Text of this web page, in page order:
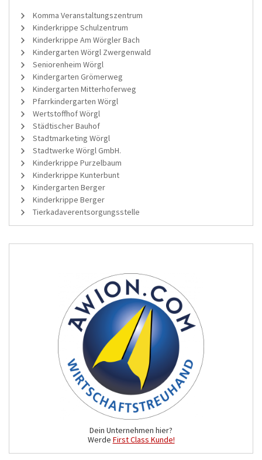
Komma Veranstaltungszentrum
Kinderkrippe Schulzentrum
Kinderkrippe Am Wörgler Bach
Kindergarten Wörgl Zwergenwald
Seniorenheim Wörgl
Kindergarten Grömerweg
Kindergarten Mitterhoferweg
Pfarrkindergarten Wörgl
Wertstoffhof Wörgl
Städtischer Bauhof
Stadtmarketing Wörgl
Stadtwerke Wörgl GmbH.
Kinderkrippe Purzelbaum
Kinderkrippe Kunterbunt
Kindergarten Berger
Kinderkrippe Berger
Tierkadaverentsorgungsstelle
Dein Unternehmen hier?
Werde First Class Kunde!